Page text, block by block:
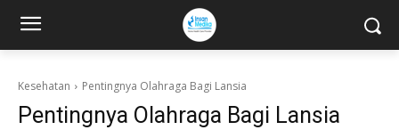
Kesehatan Pentingnya Olahraga Bagi Lansia
Pentingnya Olahraga Bagi Lansia